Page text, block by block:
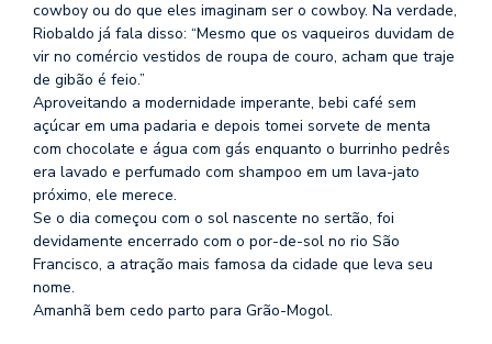
cowboy ou do que eles imaginam ser o cowboy. Na verdade,
Riobaldo já fala disso: “Mesmo que os vaqueiros duvidam de
vir no comércio vestidos de roupa de couro, acham que traje
de gibão é feio.”
Aproveitando a modernidade imperante, bebi café sem
açúcar em uma padaria e depois tomei sorvete de menta
com chocolate e água com gás enquanto o burrinho pedrês
era lavado e perfumado com shampoo em um lava-jato
próximo, ele merece.
Se o dia começou com o sol nascente no sertão, foi
devidamente encerrado com o por-de-sol no rio São
Francisco, a atração mais famosa da cidade que leva seu
nome.
Amanhã bem cedo parto para Grão-Mogol.